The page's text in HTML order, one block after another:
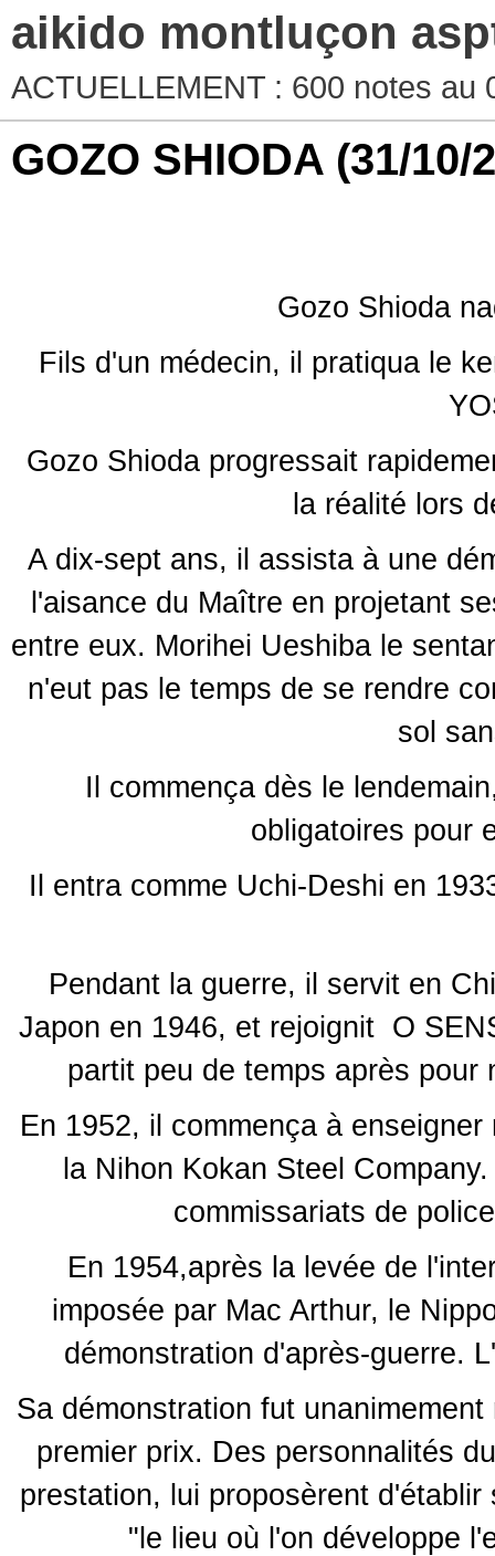
aikido montluçon
ACTUELLEMENT : 600 notes au
GOZO SHIODA (31/10/
Gozo Shioda
Fils d'un médecin, il pratiqua le
Gozo Shioda progressait
la réalité lors
A dix-sept ans, il assista à une
l'aisance du Maître en projetant
entre eux. Morihei Ueshiba le
n'eut pas le temps de se rendre
sol
Il commença dès le
obligatoires pour
Il entra comme Uchi-Deshi en
Pendant la guerre, il servit en
Japon en 1946, et rejoignit O
partit peu de temps après
En 1952, il commença à
la Nihon Kokan Steel
commissariats de
En 1954,après la levée de
imposée par Mac Arthur, le
démonstration d'après-guerre.
Sa démonstration fut
premier prix. Des personnalités
prestation, lui proposèrent
"le lieu où l'on développe